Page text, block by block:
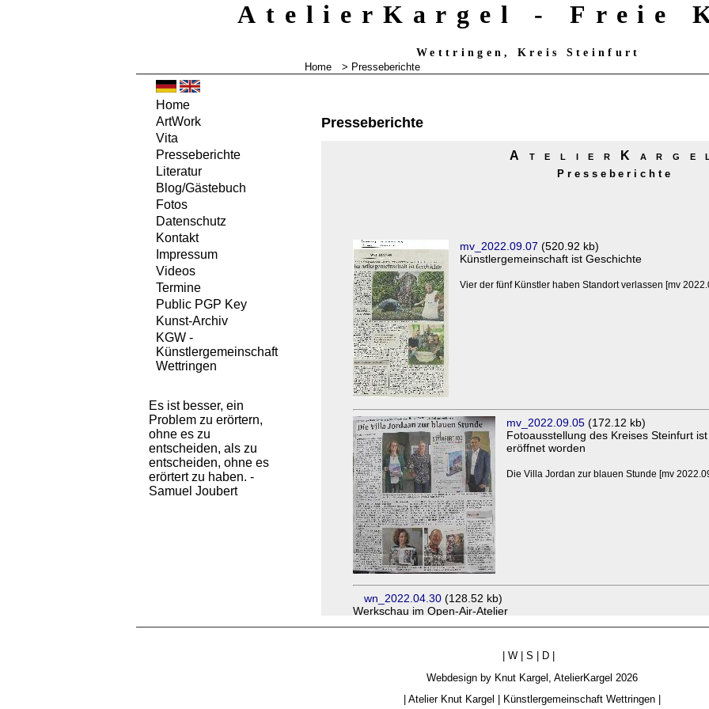
AtelierKargel - Freie
Wettringen, Kreis Steinfurt
Home > Presseberichte
Presseberichte
Home
ArtWork
Vita
Presseberichte
Literatur
Blog/Gästebuch
Fotos
Datenschutz
Kontakt
Impressum
Videos
Termine
Public PGP Key
Kunst-Archiv
KGW -
Künstlergemeinschaft
Wettringen
Es ist besser, ein
Problem zu erörtern,
ohne es zu
entscheiden, als zu
entscheiden, ohne es
erörtert zu haben. -
Samuel Joubert
W S D
Webdesign by Knut Kargel AtelierKargel 2026
Atelier Knut Kargel Künstlergemeinschaft Wettringen|